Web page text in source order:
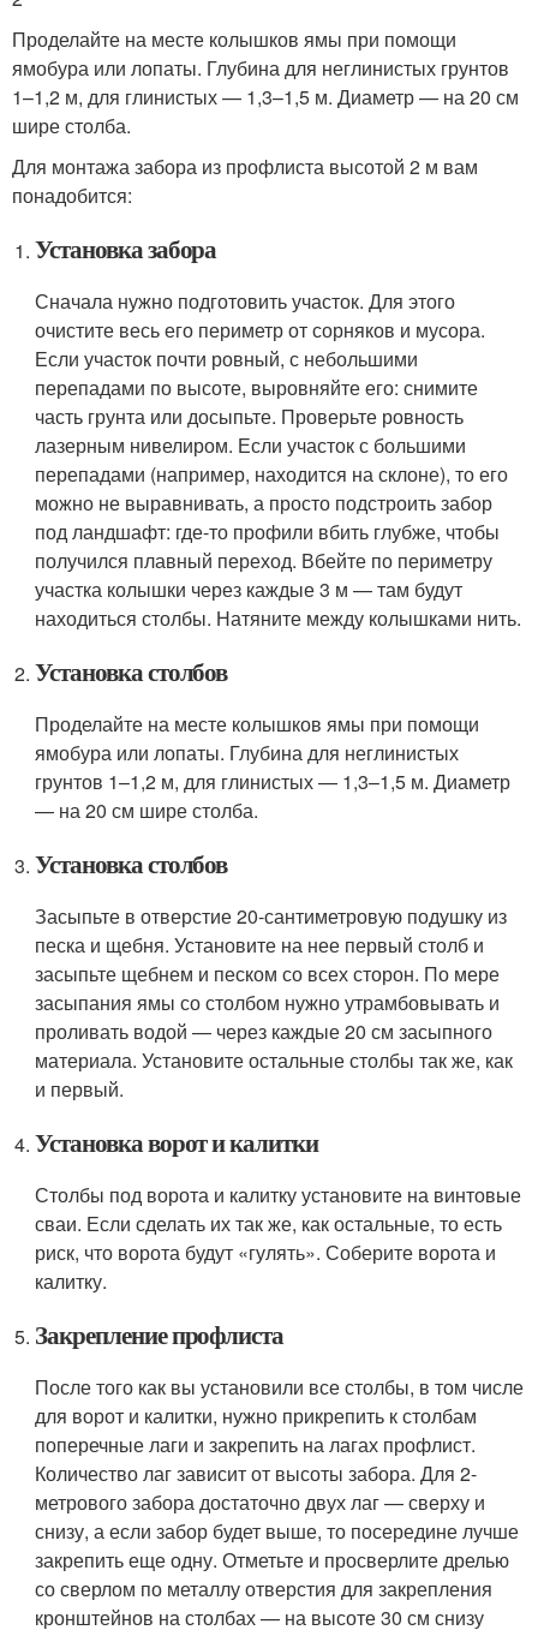
Проделайте на месте колышков ямы при помощи
ямобура или лопаты. Глубина для неглинистых грунтов
1–1,2 м, для глинистых — 1,3–1,5 м. Диаметр — на 20 см
шире столба.
Для монтажа забора из профлиста высотой 2 м вам
понадобится:
Установка забора
Сначала нужно подготовить участок. Для этого
очистите весь его периметр от сорняков и мусора.
Если участок почти ровный, с небольшими
перепадами по высоте, выровняйте его: снимите
часть грунта или досыпьте. Проверьте ровность
лазерным нивелиром. Если участок с большими
перепадами (например, находится на склоне), то его
можно не выравнивать, а просто подстроить забор
под ландшафт: где-то профили вбить глубже, чтобы
получился плавный переход. Вбейте по периметру
участка колышки через каждые 3 м — там будут
находиться столбы. Натяните между колышками нить.
Установка столбов
Проделайте на месте колышков ямы при помощи
ямобура или лопаты. Глубина для неглинистых
грунтов 1–1,2 м, для глинистых — 1,3–1,5 м. Диаметр
— на 20 см шире столба.
Установка столбов
Засыпьте в отверстие 20-сантиметровую подушку из
песка и щебня. Установите на нее первый столб и
засыпьте щебнем и песком со всех сторон. По мере
засыпания ямы со столбом нужно утрамбовывать и
проливать водой — через каждые 20 см засыпного
материала. Установите остальные столбы так же, как
и первый.
Установка ворот и калитки
Столбы под ворота и калитку установите на винтовые
сваи. Если сделать их так же, как остальные, то есть
риск, что ворота будут «гулять». Соберите ворота и
калитку.
Закрепление профлиста
После того как вы установили все столбы, в том числе
для ворот и калитки, нужно прикрепить к столбам
поперечные лаги и закрепить на лагах профлист.
Количество лаг зависит от высоты забора. Для 2-
метрового забора достаточно двух лаг — сверху и
снизу, а если забор будет выше, то посередине лучше
закрепить еще одну. Отметьте и просверлите дрелью
со сверлом по металлу отверстия для закрепления
кронштейнов на столбах — на высоте 30 см снизу